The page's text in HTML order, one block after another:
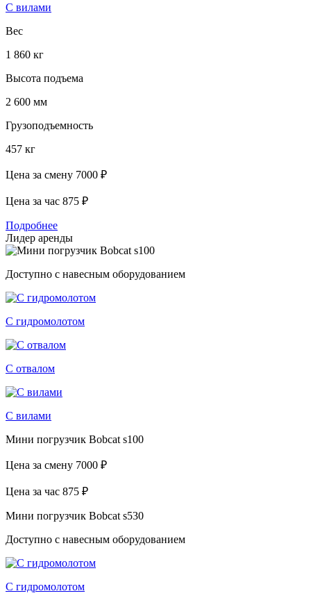
С вилами
Вес
1 860 кг
Высота подъема
2 600 мм
Грузоподъемность
457 кг
Цена за смену 7000 ₽
Цена за час 875 ₽
Подробнее
Лидер аренды
Доступно с навесным оборудованием
С гидромолотом
С отвалом
С вилами
Мини погрузчик Bobcat s100
Цена за смену 7000 ₽
Цена за час 875 ₽
Мини погрузчик Bobcat s530
Доступно с навесным оборудованием
С гидромолотом